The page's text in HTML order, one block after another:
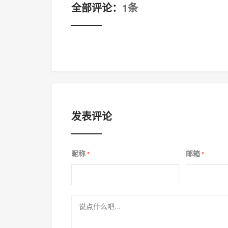
全部评论： 1条
发表评论
昵称* 邮箱*